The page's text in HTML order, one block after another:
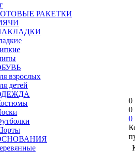
РАКЕТКИ
взрослых
детей
0
0
0